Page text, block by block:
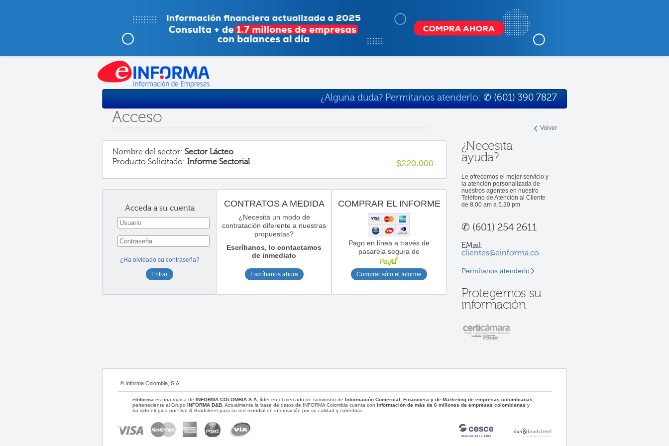
¿Alguna duda? Permítanos atenderlo: ✆ (601) 390 7827
Volver
Acceso
Nombre del sector: Sector Lácteo
Producto Solicitado: Informe Sectorial $220.000
Acceda a su cuenta
¿Ha olvidado su contraseña?
CONTRATOS A MEDIDA
¿Necesita un modo de
contratación diferente a nuestras
propuestas?
Escríbanos, lo contactamos
de inmediato
Escríbanos ahora
COMPRAR EL INFORME
Pago en línea a través de
pasarela segura de
Comprar sólo el Informe
¿Necesita
ayuda?
Le ofrecemos el mejor servicio y
la atención personalizada de
nuestros agentes en nuestro
Teléfono de Atención al Cliente
de 8.00 am a 5.30 pm
✆ (601) 254 2611
EMail:
clientes@einforma.co
Permítanos atenderlo
Protegemos su
información
® Informa Colombia, S.A
eInforma es una marca de INFORMA COLOMBIA S.A , líder en el mercado de suministro de Información Comercial, Financiera y de Marketing de empresas colombianas
perteneciente al Grupo INFORMA D&B . Actualmente la base de datos de INFORMA Colombia cuenta con información de más de 6 millones de empresas colombianas y
ha sido elegida por Dun & Bradstreet para su red mundial de información por su calidad y cobertura.